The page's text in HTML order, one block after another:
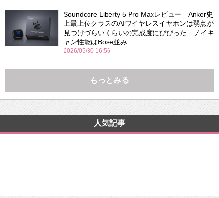
Soundcore Liberty 5 Pro Maxレビュー Anker史
上最上位クラスのAIワイヤレスイヤホンは弱点が
見つけづらいくらいの完成度にびびった ノイキ
ャン性能はBose並み
2026/05/30 16:56
もっとみる
人気記事